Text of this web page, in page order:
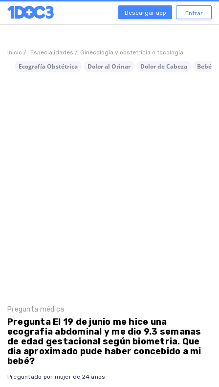
Descargar app Entrar
Inicio / Especialidades / Ginecología y obstetricia o tocología
Ecografía Obstétrica Dolor al Orinar Dolor de Cabeza Bebé
Pregunta médica
Pregunta El 19 de junio me hice una
ecografia abdominal y me dio 9.3 semanas
de edad gestacional según biometria. Que
dia aproximado pude haber concebido a mi
bebé?
Preguntado por mujer de 24 años